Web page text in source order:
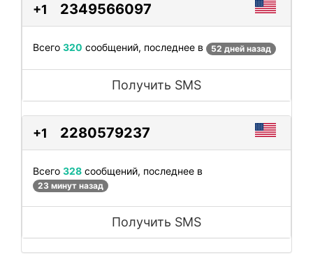
+1 2349566097
Всего 320 сообщений, последнее в 52 дней назад
Получить SMS
+1 2280579237
Всего 328 сообщений, последнее в
23 минут назад
Получить SMS